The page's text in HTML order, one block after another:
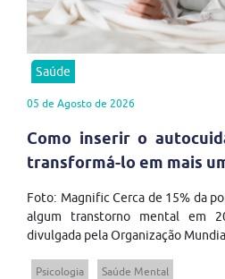
Saúde
05 de Agosto de 2026
Como inserir o
transformá-lo em mais
Foto: Magnific Cerca de 15% da
algum transtorno mental em
divulgada pela Organização
Psicologia Saúde Mental